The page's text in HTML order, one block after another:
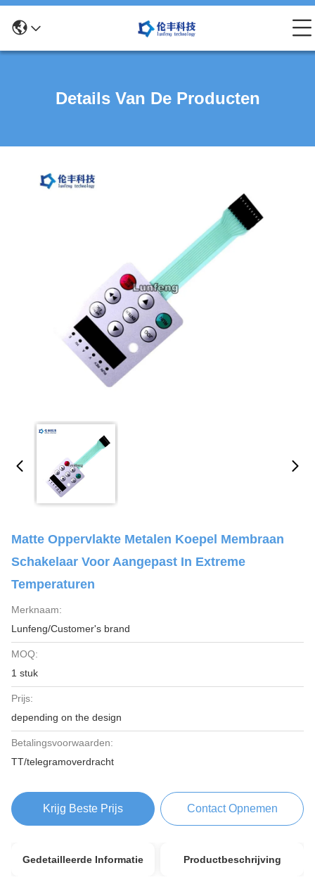
Details Van De Producten
Matte Oppervlakte Metalen Koepel Membraan
Schakelaar Voor Aangepast In Extreme
Temperaturen
Merknaam:
Lunfeng/Customer's brand
MOQ:
1 stuk
Prijs:
depending on the design
Betalingsvoorwaarden:
TT/telegramoverdracht
Krijg Beste Prijs Contact Opnemen
Gedetailleerde Informatie Productbeschrijving